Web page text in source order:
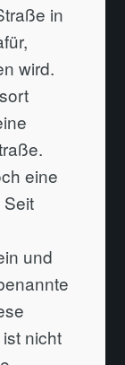
in
wird.
eine
und
nicht